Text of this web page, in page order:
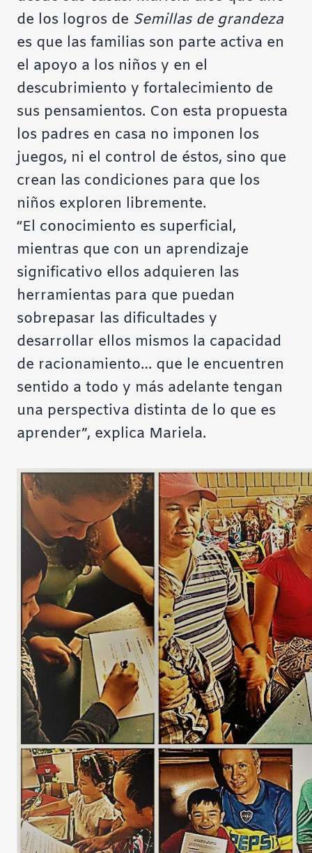
de los logros de Semillas de grandeza
es que las familias son parte activa en
el apoyo a los niños y en el
descubrimiento y fortalecimiento de
sus pensamientos. Con esta propuesta
los padres en casa no imponen los
juegos, ni el control de éstos, sino que
crean las condiciones para que los
niños exploren libremente.
“El conocimiento es superficial,
mientras que con un aprendizaje
significativo ellos adquieren las
herramientas para que puedan
sobrepasar las dificultades y
desarrollar ellos mismos la capacidad
de racionamiento… que le encuentren
sentido a todo y más adelante tengan
una perspectiva distinta de lo que es
aprender”, explica Mariela.